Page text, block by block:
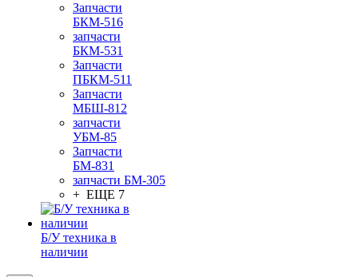
Запчасти
БКМ-516
запчасти
БКМ-531
Запчасти
ПБКМ-511
Запчасти
МБШ-812
запчасти
УБМ-85
Запчасти
БМ-831
запчасти БМ-305
+ ЕЩЕ 7
Б/У техника в
наличии